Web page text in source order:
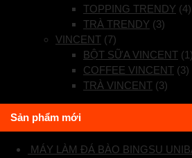
TOPPING TRENDY (4)
TRÀ TRENDY (3)
VINCENT (7)
BỘT SỮA VINCENT (1)
COFFEE VINCENT (3)
TRÀ VINCENT (3)
Sản phẩm mới
MÁY LÀM ĐÁ BÀO BINGSU